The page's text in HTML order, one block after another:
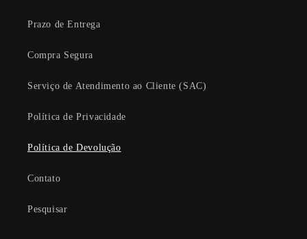
Prazo de Entrega
Compra Segura
Serviço de Atendimento ao Cliente (SAC)
Política de Privacidade
Política de Devolução
Contato
Pesquisar